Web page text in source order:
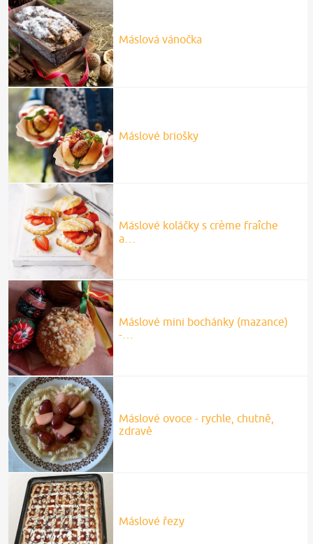
Máslová vánočka
Máslové briošky
Máslové koláčky s crème fraîche
a…
Máslové mini bochánky (mazance)
-…
Máslové ovoce - rychle, chutně,
zdravě
Máslové řezy